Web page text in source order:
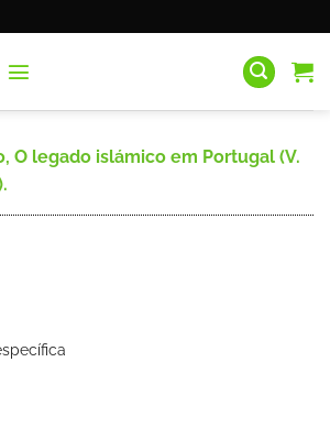
O legado islámico em Portugal (V.